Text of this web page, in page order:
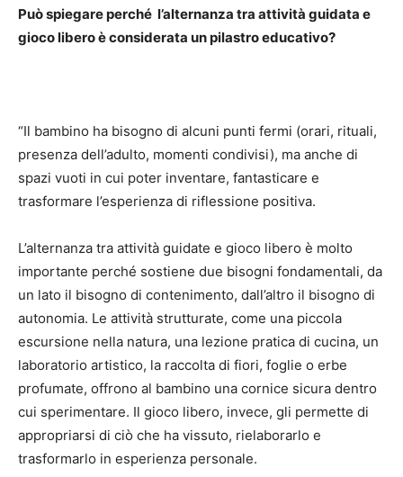
Può spiegare perché l’alternanza tra attività guidata e
gioco libero è considerata un pilastro educativo?
“Il bambino ha bisogno di alcuni punti fermi (orari, rituali,
presenza dell’adulto, momenti condivisi), ma anche di
spazi vuoti in cui poter inventare, fantasticare e
trasformare l’esperienza di riflessione positiva.
L’alternanza tra attività guidate e gioco libero è molto
importante perché sostiene due bisogni fondamentali, da
un lato il bisogno di contenimento, dall’altro il bisogno di
autonomia. Le attività strutturate, come una piccola
escursione nella natura, una lezione pratica di cucina, un
laboratorio artistico, la raccolta di fiori, foglie o erbe
profumate, offrono al bambino una cornice sicura dentro
cui sperimentare. Il gioco libero, invece, gli permette di
appropriarsi di ciò che ha vissuto, rielaborarlo e
trasformarlo in esperienza personale.